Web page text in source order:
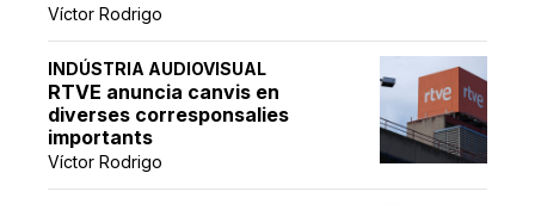
Víctor Rodrigo
INDÚSTRIA AUDIOVISUAL
RTVE anuncia canvis en
diverses corresponsalies
importants
Víctor Rodrigo